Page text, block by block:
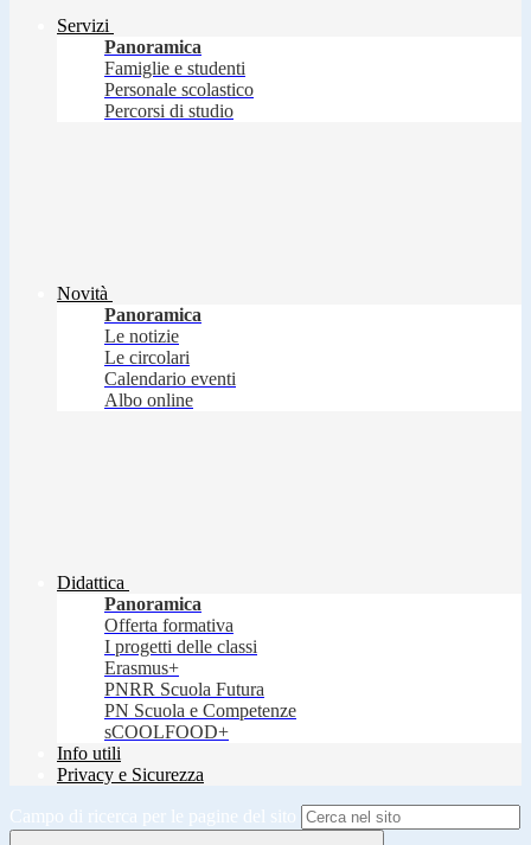
Servizi
Panoramica
Famiglie e studenti
Personale scolastico
Percorsi di studio
Novità
Panoramica
Le notizie
Le circolari
Calendario eventi
Albo online
Didattica
Panoramica
Offerta formativa
I progetti delle classi
Erasmus+
PNRR Scuola Futura
PN Scuola e Competenze
sCOOLFOOD+
Info utili
Privacy e Sicurezza
Campo di ricerca per le pagine del sito